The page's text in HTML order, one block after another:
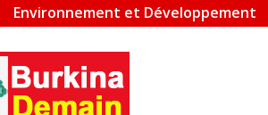
Environnement et Développement
Burkina
Demain